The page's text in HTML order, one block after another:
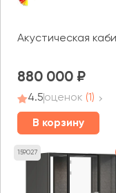
Акустическая
880 000
4.5оценок (1)
В корзину
159027